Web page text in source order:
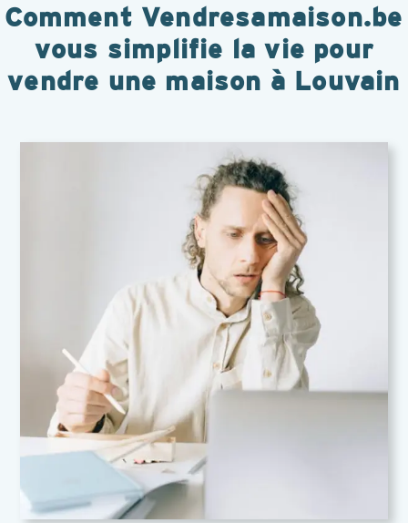
Comment Vendresamaison.be
vous simplifie la vie pour
vendre une maison à Louvain